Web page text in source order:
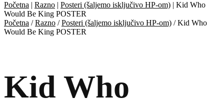
Početna | Razno | Posteri (šaljemo isključivo HP-om) | Kid Who
Would Be King POSTER
Početna /Razno /Posteri (šaljemo isključivo HP-om) / Kid Who
Would Be King POSTER
Kid Who